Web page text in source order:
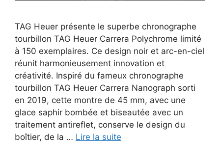
TAG Heuer présente le superbe chronographe
tourbillon TAG Heuer Carrera Polychrome limité
à 150 exemplaires. Ce design noir et arc-en-ciel
réunit harmonieusement innovation et
créativité. Inspiré du fameux chronographe
tourbillon TAG Heuer Carrera Nanograph sorti
en 2019, cette montre de 45 mm, avec une
glace saphir bombée et biseautée avec un
traitement antireflet, conserve le design du
boîtier, de la … Lire la suite